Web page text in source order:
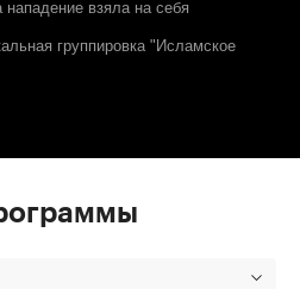
нападение взяла на себя
группировка "Исламское